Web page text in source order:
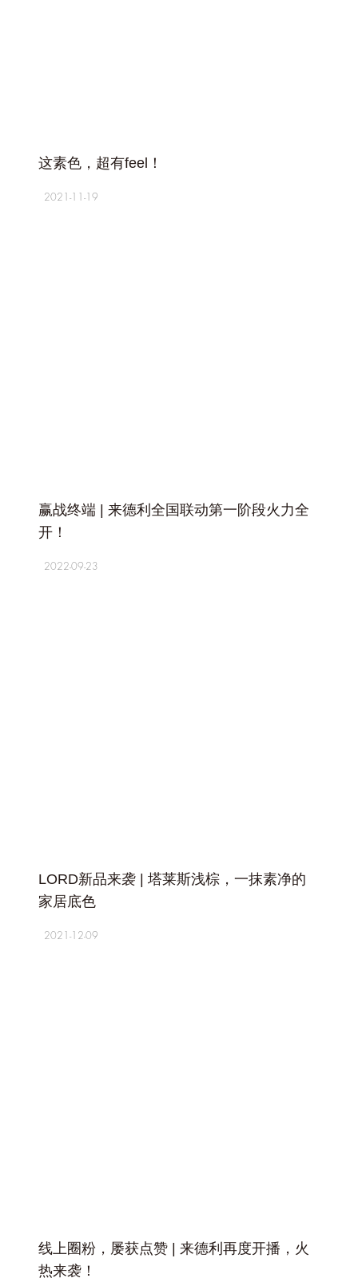
这素色，超有feel！
2021-11-19
赢战终端 | 来德利全国联动第一阶段火力全
开！
2022-09-23
LORD新品来袭 | 塔莱斯浅棕，一抹素净的
家居底色
2021-12-09
线上圈粉，屡获点赞 | 来德利再度开播，火
热来袭！